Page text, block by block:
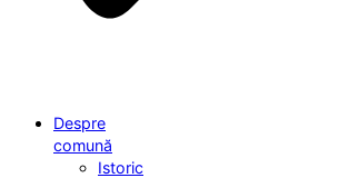
Despre
comună
Istoric